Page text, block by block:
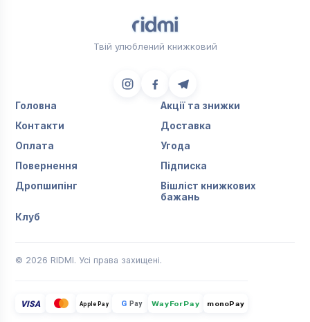
Твій улюблений книжковий
Головна
Акції та знижки
Контакти
Доставка
Оплата
Угода
Повернення
Підписка
Дропшипінг
Вішліст книжкових
бажань
Клуб
© 2026 RIDMI. Усі права захищені.
VISA Apple Pay G Pay WayForPay monoPay